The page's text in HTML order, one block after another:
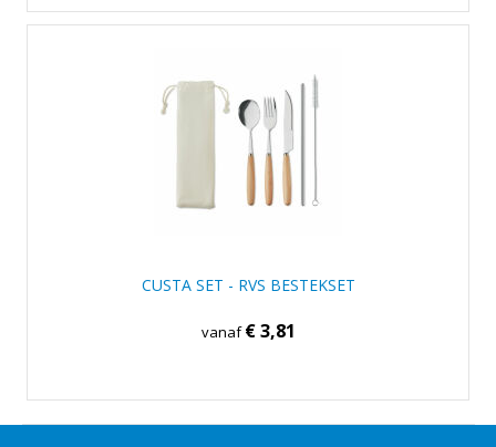
CUSTA SET - RVS BESTEKSET
vanaf€ 3,81